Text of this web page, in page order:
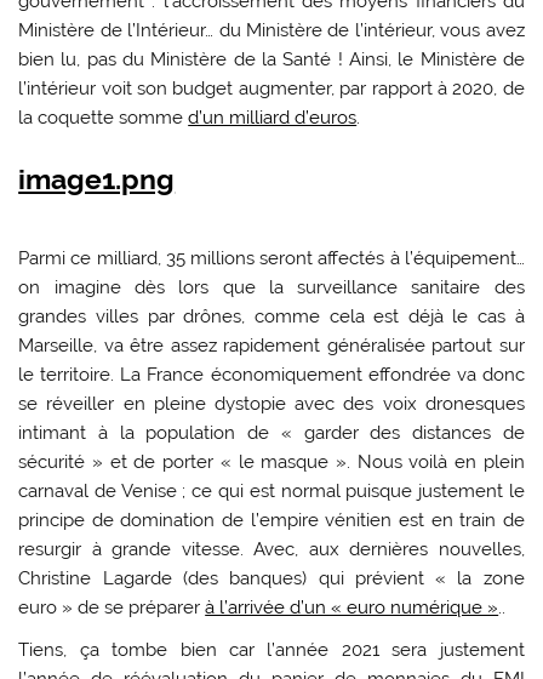
Ministère de l’Intérieur… du Ministère de l’intérieur, vous avez
bien lu, pas du Ministère de la Santé ! Ainsi, le Ministère de
l’intérieur voit son budget augmenter, par rapport à 2020, de
la coquette sommed’un milliard d’euros.
image1.png
Parmi ce milliard, 35 millions seront affectés à l’équipement…
on imagine dès lors que la surveillance sanitaire des
grandes villes par drônes, comme cela est déjà le cas à
Marseille, va être assez rapidement généralisée partout sur
le territoire. La France économiquement effondrée va donc
se réveiller en pleine dystopie avec des voix dronesques
intimant à la population de « garder des distances de
sécurité » et de porter « le masque ». Nous voilà en plein
carnaval de Venise ; ce qui est normal puisque justement le
principe de domination de l’empire vénitien est en train de
resurgir à grande vitesse. Avec, aux dernières nouvelles,
Christine Lagarde (des banques) qui prévient « la zone
euro » de se préparerà l’arrivée d’un « euro numérique »..
Tiens, ça tombe bien car l’année 2021 sera justement